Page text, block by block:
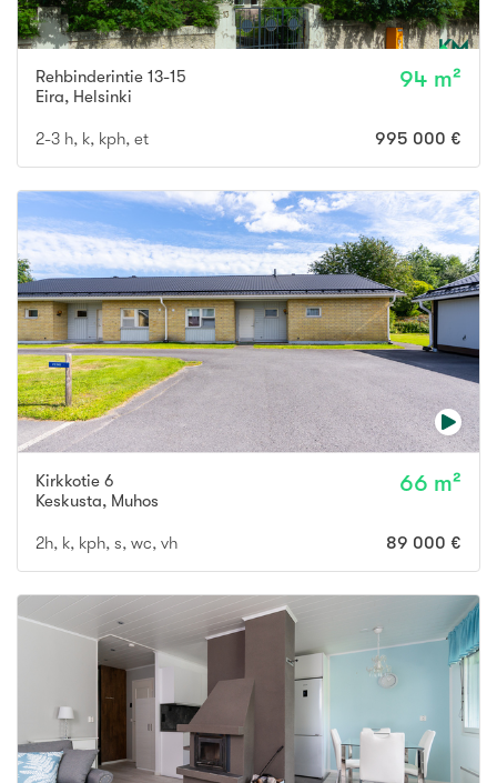
Rehbinderintie 13-15
Eira, Helsinki
94 m²
2-3 h, k, kph, et 995 000 €
Kirkkotie 6
Keskusta, Muhos
66 m²
2h, k, kph, s, wc, vh 89 000 €